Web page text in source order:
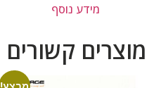
מידע נוסף
מוצרים קשורים